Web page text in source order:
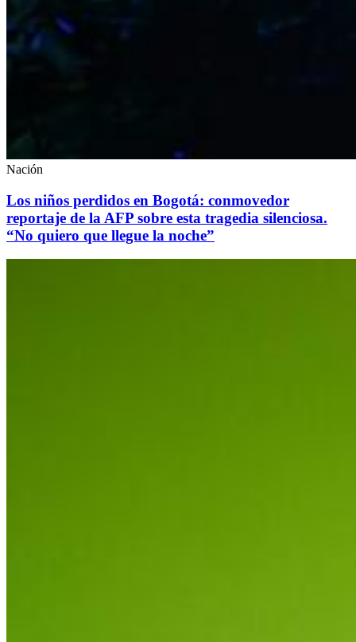
Nación
Los niños perdidos en Bogotá: conmovedor
reportaje de la AFP sobre esta tragedia silenciosa.
“No quiero que llegue la noche”